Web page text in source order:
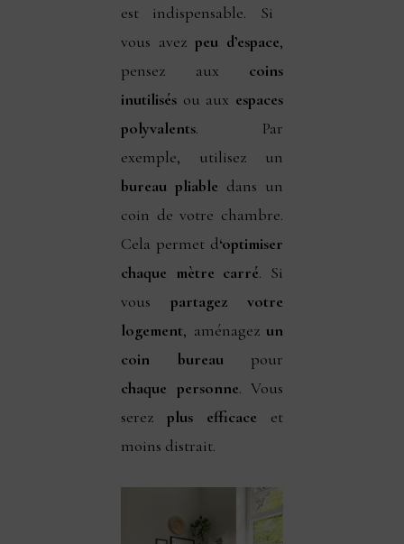
est indispensable. Si
vous avez peu d’espace,
pensez aux coins
inutilisés ou aux espaces
polyvalents. Par
exemple, utilisez un
bureau pliable dans un
coin de votre chambre.
Cela permet d‘optimiser
chaque mètre carré. Si
vous partagez votre
logement, aménagez un
coin bureau pour
chaque personne. Vous
serez plus efficace et
moins distrait.